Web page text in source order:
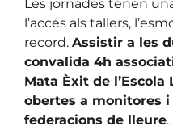
Les jornades tenen
l’accés als tallers,
record. Assistir a les
convalida 4h
Mata Èxit de l’Escola
obertes a monitores i
federacions de lleure.